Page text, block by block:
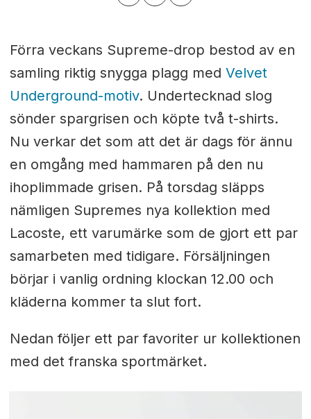
Förra veckans Supreme-drop bestod av en
samling riktig snygga plagg med Velvet
Underground-motiv. Undertecknad slog
sönder spargrisen och köpte två t-shirts.
Nu verkar det som att det är dags för ännu
en omgång med hammaren på den nu
ihoplimmade grisen. På torsdag släpps
nämligen Supremes nya kollektion med
Lacoste, ett varumärke som de gjort ett par
samarbeten med tidigare. Försäljningen
börjar i vanlig ordning klockan 12.00 och
kläderna kommer ta slut fort.
Nedan följer ett par favoriter ur kollektionen
med det franska sportmärket.